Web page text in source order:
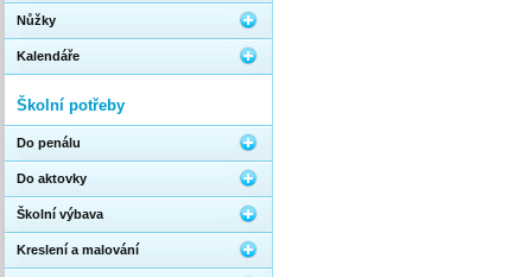
Nůžky
Kalendáře
Školní potřeby
Do penálu
Do aktovky
Školní výbava
Kreslení a malování